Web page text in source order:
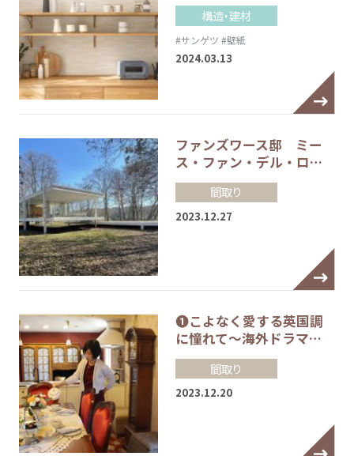
構造・建材
#サンゲツ #壁紙
2024.03.13
ファンズワース邸 ミー
ス・ファン・デル・ロ…
間取り
2023.12.27
❶こよなく愛する英国調
に憧れて～海外ドラマ…
間取り
2023.12.20